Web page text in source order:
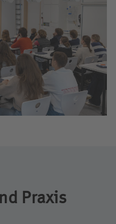
Praxis